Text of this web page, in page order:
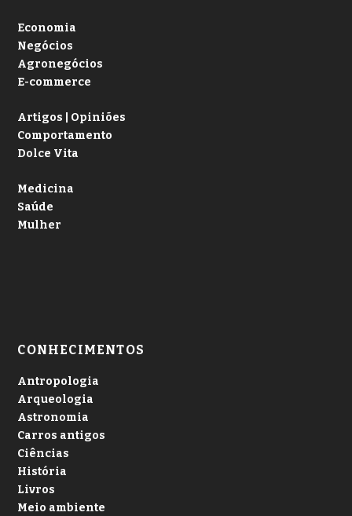
Economia
Negócios
Agronegócios
E-commerce
Artigos | Opiniões
Comportamento
Dolce Vita
Medicina
Saúde
Mulher
CONHECIMENTOS
Antropologia
Arqueologia
Astronomia
Carros antigos
Ciências
História
Livros
Meio ambiente